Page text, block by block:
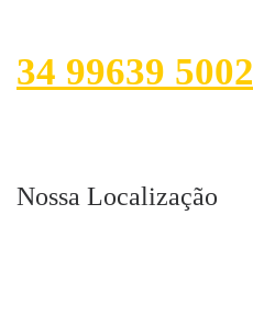
34 99639 5002
Nossa Localização